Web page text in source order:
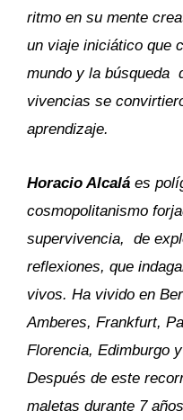
ritmo en su mente
un viaje iniciático que
mundo y la búsqueda
vivencias se
aprendizaje.
Horacio Alcalá es
cosmopolitanismo
supervivencia, de
reflexiones, que
vivos. Ha vivido en
Amberes, Frankfurt,
Florencia, Edimburgo
Después de este
maletas durante 7